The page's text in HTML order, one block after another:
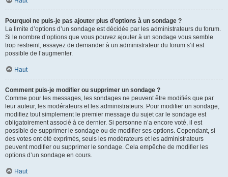
Pourquoi ne puis-je pas ajouter plus d’options à un sondage ?
La limite d’options d’un sondage est décidée par les administrateurs du forum.
Si le nombre d’options que vous pouvez ajouter à un sondage vous semble
trop restreint, essayez de demander à un administrateur du forum s’il est
possible de l’augmenter.
Haut
Comment puis-je modifier ou supprimer un sondage ?
Comme pour les messages, les sondages ne peuvent être modifiés que par
leur auteur, les modérateurs et les administrateurs. Pour modifier un sondage,
modifiez tout simplement le premier message du sujet car le sondage est
obligatoirement associé à ce dernier. Si personne n’a encore voté, il est
possible de supprimer le sondage ou de modifier ses options. Cependant, si
des votes ont été exprimés, seuls les modérateurs et les administrateurs
peuvent modifier ou supprimer le sondage. Cela empêche de modifier les
options d’un sondage en cours.
Haut